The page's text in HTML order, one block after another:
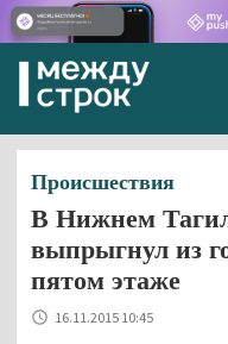
Происшествия
В Нижнем
выпрыгнул из
пятом этаже
16.11.2015 10:45